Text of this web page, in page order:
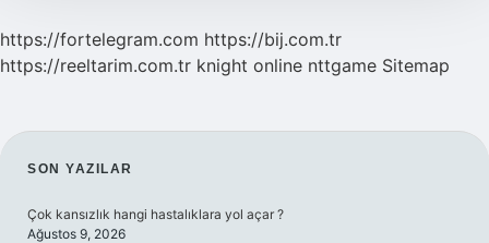
https://fortelegram.com https://bij.com.tr
https://reeltarim.com.tr knight online nttgame Sitemap
SIDEBAR
SON YAZILAR
Çok kansızlık hangi hastalıklara yol açar ?
Ağustos 9, 2026